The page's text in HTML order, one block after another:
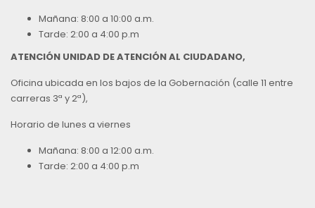
Mañana: 8:00 a 10:00 a.m.
Tarde: 2:00 a 4:00 p.m
ATENCIÓN UNIDAD DE ATENCIÓN AL CIUDADANO,
Oficina ubicada en los bajos de la Gobernación (calle 11 entre
carreras 3ª y 2ª),
Horario de lunes a viernes
Mañana: 8:00 a 12:00 a.m.
Tarde: 2:00 a 4:00 p.m